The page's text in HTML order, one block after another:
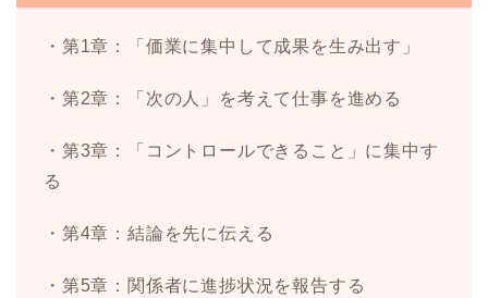
・第1章：「価業に集中して成果を生み出す」
・第2章：「次の人」を考えて仕事を進める
・第3章：「コントロールできること」に集中す
る
・第4章：結論を先に伝える
・第5章：関係者に進捗状況を報告する